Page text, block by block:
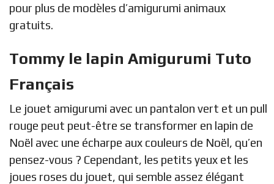
pour plus de modèles d’amigurumi animaux
gratuits.
Tommy le lapin Amigurumi Tuto
Français
Le jouet amigurumi avec un pantalon vert et un pull
rouge peut peut-être se transformer en lapin de
Noël avec une écharpe aux couleurs de Noël, qu’en
pensez-vous ? Cependant, les petits yeux et les
joues roses du jouet, qui semble assez élégant